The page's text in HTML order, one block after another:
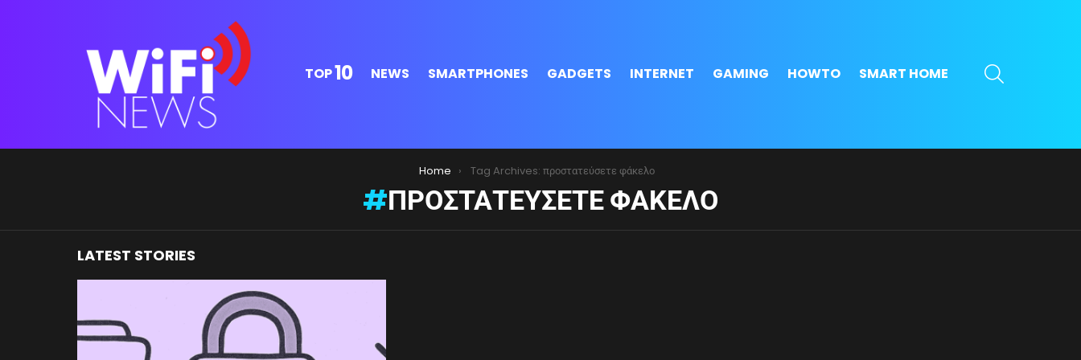
TOP10 NEWS SMARTPHONES GADGETS INTERNET GAMING HOWTO SMART HOME
Home Tag Archives: προστατεύσετε φάκελο
ΠΡΟΣΤΑΤΕΎΣΕΤΕ ΦΆΚΕΛΟ
LATEST STORIES